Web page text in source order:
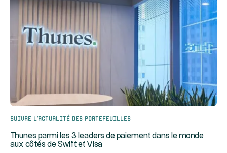
Suivre l’actualité des portefeuilles
Thunes parmi les 3 leaders de paiement dans le monde
aux côtés de Swift et Visa